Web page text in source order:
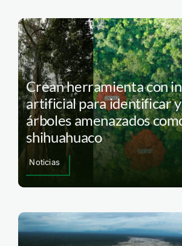
Crean herramienta con
artificial para identificar
árboles amenazados
shihuahuaco
Noticias